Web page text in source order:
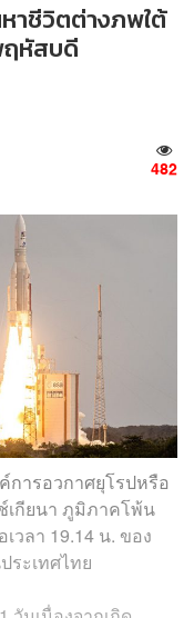
าชีวิตต่างภพใต้
หัสบดี
482
การอวกาศยุโรปหรือ
เกียนา ภูมิภาคโพ้น
วลา 19.14 น. ของ
ระเทศไทย